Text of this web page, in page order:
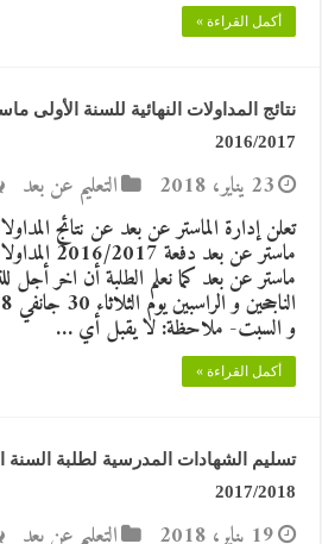
أكمل القراءة »
نتائج المداولات النهائية للسنة الأولى
2016/2017
23 يناير، 2018 التعليم عن بعد
تعلن إدارة الماستر عن بعد عن نتائج
ماستر عن بعد
ماستر عن بعد كما نعلم الطلبة أن اخر أجل
و السبت- ملاحظة: لا يقبل أي …
أكمل القراءة »
تسليم الشهادات المدرسية لطلبة السنة
2017/2018